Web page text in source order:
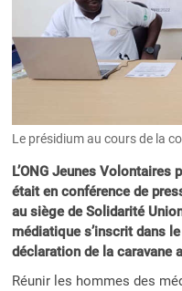
Le présidium au cours de la
L’ONG Jeunes Volontaires
était en conférence de
au siège de Solidarité
médiatique s’inscrit dans
déclaration de la caravane
Réunir les hommes des